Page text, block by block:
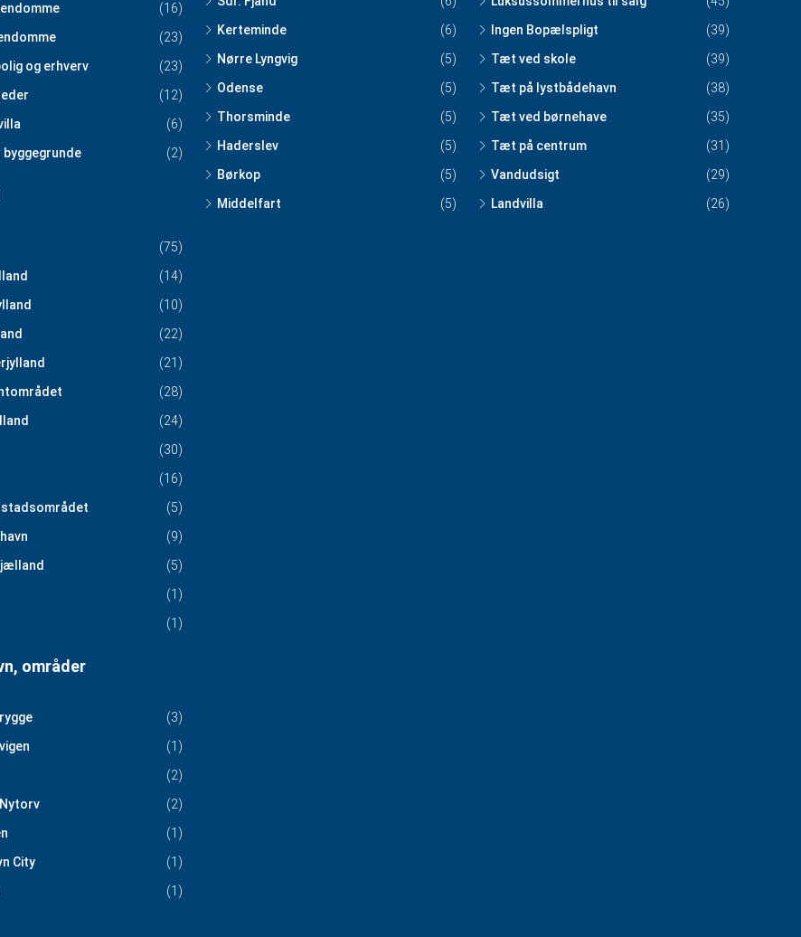
(16)
(23)
og erhverv
(23)
(12)
(6)
byggegrunde
(2)
(75)
(14)
(10)
(22)
(21)
(28)
(24)
(30)
(16)
(5)
(9)
(5)
(1)
(1)
områder
(3)
(1)
(2)
(2)
(1)
City
(1)
(1)
Kerteminde
(6)
Nørre Lyngvig
(5)
Odense
(5)
Thorsminde
(5)
Haderslev
(5)
Børkop
(5)
Middelfart
(5)
Ingen Bopælspligt
(39)
Tæt ved skole
(39)
Tæt på lystbådehavn
(38)
Tæt ved børnehave
(35)
Tæt på centrum
(31)
Vandudsigt
(29)
Landvilla
(26)